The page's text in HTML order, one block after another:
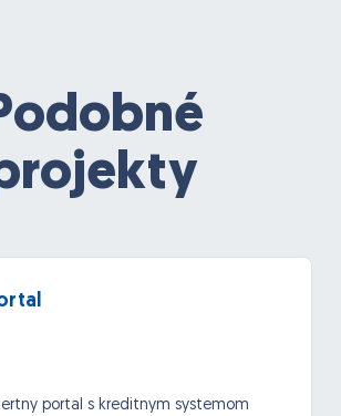
portal s kreditnym systemom